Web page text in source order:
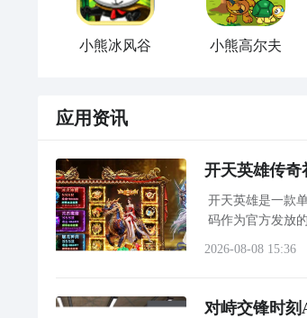
小熊冰风谷 小熊高尔夫
应用资讯
开天英雄传奇
开天英雄是一款
码作为官方发放
2026-08-08 15:36
对峙交锋时刻